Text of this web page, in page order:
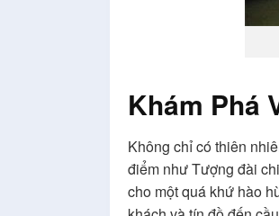
Khám Phá
Không chỉ có thiên
điểm như Tượng đài
cho một quá khứ hào